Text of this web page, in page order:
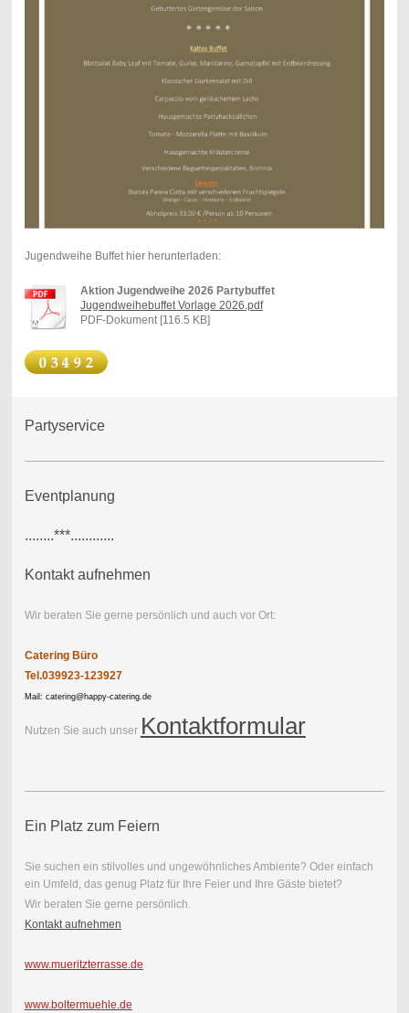
Jugendweihe Buffet hier herunterladen:
Aktion Jugendweihe 2026 Partybuffet
Jugendweihebuffet Vorlage 2026.pdf
PDF-Dokument [116.5 KB]
Partyservice
Eventplanung
........***............
Kontakt aufnehmen
Wir beraten Sie gerne persönlich und auch vor Ort:
Catering Büro
Tel.039923-123927
Mail: catering@happy-catering.de
Nutzen Sie auch unser Kontaktformular
Ein Platz zum Feiern
Sie suchen ein stilvolles und ungewöhnliches Ambiente? Oder einfach
ein Umfeld, das genug Platz für Ihre Feier und Ihre Gäste bietet?
Wir beraten Sie gerne persönlich.
Kontakt aufnehmen
www.mueritzterrasse.de
www.boltermuehle.de